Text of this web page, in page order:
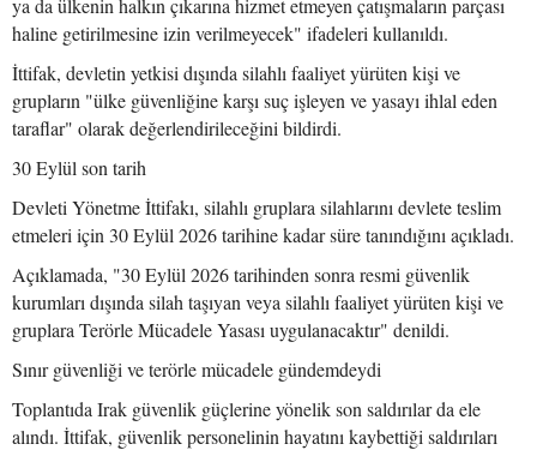
ya da ülkenin halkın çıkarına hizmet etmeyen çatışmaların parçası
haline getirilmesine izin verilmeyecek" ifadeleri kullanıldı.
İttifak, devletin yetkisi dışında silahlı faaliyet yürüten kişi ve
grupların "ülke güvenliğine karşı suç işleyen ve yasayı ihlal eden
taraflar" olarak değerlendirileceğini bildirdi.
30 Eylül son tarih
Devleti Yönetme İttifakı, silahlı gruplara silahlarını devlete teslim
etmeleri için 30 Eylül 2026 tarihine kadar süre tanındığını açıkladı.
Açıklamada, "30 Eylül 2026 tarihinden sonra resmi güvenlik
kurumları dışında silah taşıyan veya silahlı faaliyet yürüten kişi ve
gruplara Terörle Mücadele Yasası uygulanacaktır" denildi.
Sınır güvenliği ve terörle mücadele gündemdeydi
Toplantıda Irak güvenlik güçlerine yönelik son saldırılar da ele
alındı. İttifak, güvenlik personelinin hayatını kaybettiği saldırıları